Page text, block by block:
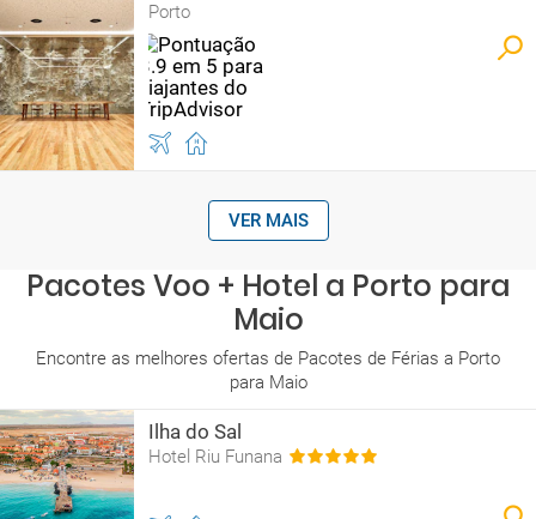
Porto
VER MAIS
Pacotes Voo + Hotel a Porto para
Maio
Encontre as melhores ofertas de Pacotes de Férias a Porto
para Maio
Ilha do Sal
Hotel Riu Funana